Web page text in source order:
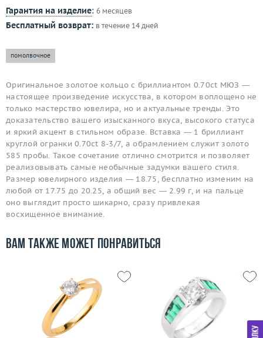
Гарантия на изделие: 6 месяцев
Бесплатный возврат: в течение 14 дней
помолвочное
Оригинальное золотое кольцо с бриллиантом 0.70ct МЮЗ —
настоящее произведение искусства, в котором воплощено не
только мастерство ювелира, но и актуальные тренды. Это
доказательство вашего изысканного вкуса, высокого статуса
и яркий акцент в стильном образе. Вставка — 1 бриллиант
круглой огранки 0.70ct 8-3/7, а обрамлением служит золото
585 пробы. Такое сочетание отлично смотрится и позволяет
реализовывать самые необычные задумки вашего стиля.
Размер ювелирного изделия — 18.75, бесплатно изменим на
любой от 17.75 до 20.25, а общий вес — 2.99 г, и на пальце
оно выглядит просто шикарно, сразу привлекая
восхищенное внимание.
Вам также может понравиться